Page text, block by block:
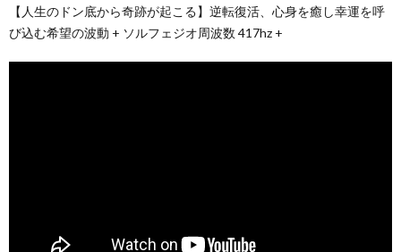
【人生のドン底から奇跡が起こる】逆転復活、心身を癒し幸運を呼
び込む希望の波動 + ソルフェジオ周波数 417hz +